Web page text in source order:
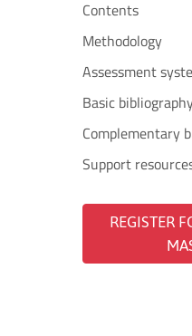
Contents
Methodology
Assessment
Basic
Complementary
Support
REGISTER